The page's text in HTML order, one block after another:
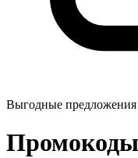
Выгодные предложения